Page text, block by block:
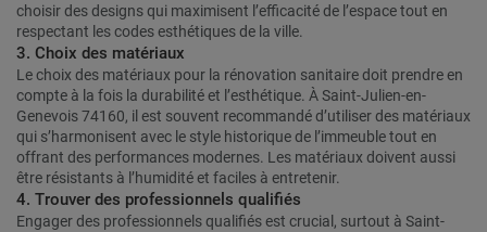
choisir des designs qui maximisent l’efficacité de l’espace tout en
respectant les codes esthétiques de la ville.
3. Choix des matériaux
Le choix des matériaux pour la rénovation sanitaire doit prendre en
compte à la fois la durabilité et l’esthétique. À Saint-Julien-en-
Genevois 74160, il est souvent recommandé d’utiliser des matériaux
qui s’harmonisent avec le style historique de l’immeuble tout en
offrant des performances modernes. Les matériaux doivent aussi
être résistants à l’humidité et faciles à entretenir.
4. Trouver des professionnels qualifiés
Engager des professionnels qualifiés est crucial, surtout à Saint-